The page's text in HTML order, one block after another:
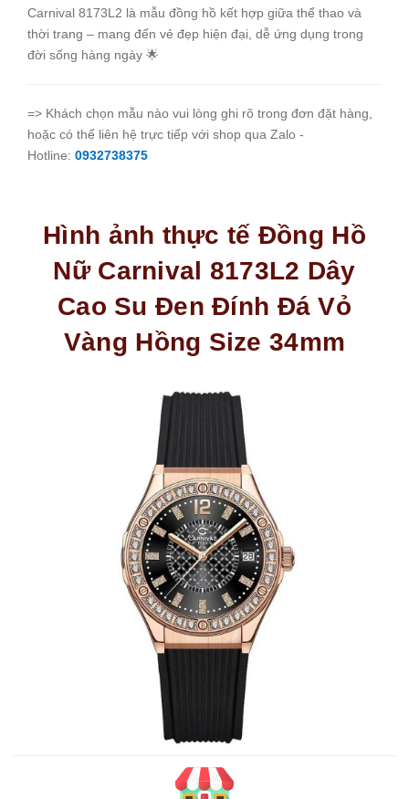
Carnival 8173L2 là mẫu đồng hồ kết hợp giữa thể thao và
thời trang – mang đến vẻ đẹp hiện đại, dễ ứng dụng trong
đời sống hàng ngày 🌟
=> Khách chọn mẫu nào vui lòng ghi rõ trong đơn đặt hàng,
hoặc có thể liên hệ trực tiếp với shop qua Zalo -
Hotline: 0932738375
Hình ảnh thực tế Đồng Hồ
Nữ Carnival 8173L2 Dây
Cao Su Đen Đính Đá Vỏ
Vàng Hồng Size 34mm